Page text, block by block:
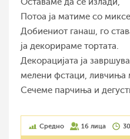
Потоа ја матиме со
Добиениот ганаш, го
ја декорираме тортата.
Декорацијата ја
мелени фстаци, ливчиња
Сечеме парчиња и
Средно 16 лица